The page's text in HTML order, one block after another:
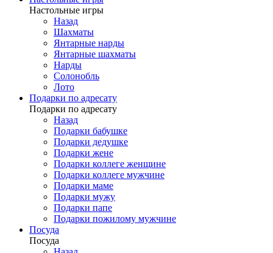
Настольные игры
Назад
Шахматы
Янтарные нарды
Янтарные шахматы
Нарды
Солонобль
Лото
Подарки по адресату
Подарки по адресату
Назад
Подарки бабушке
Подарки дедушке
Подарки жене
Подарки коллеге женщине
Подарки коллеге мужчине
Подарки маме
Подарки мужу
Подарки папе
Подарки пожилому мужчине
Посуда
Посуда